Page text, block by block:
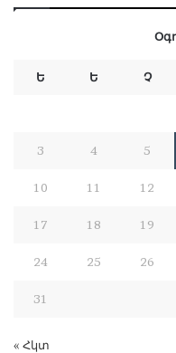
Ե Ե Չ
3 4 5
10 11 12
17 18 19
24 25 26
31
« Հկտ